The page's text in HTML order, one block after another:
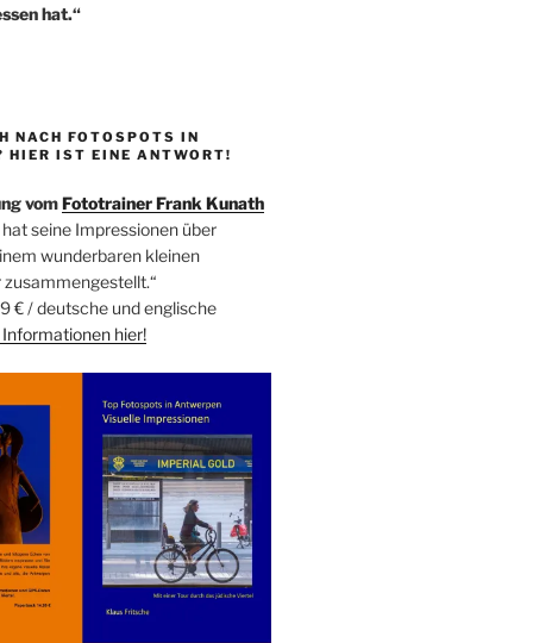
hat.“
NACH FOTOSPOTS IN
HIER IST EINE ANTWORT!
vomFototrainer Frank Kunath
seine Impressionen über
wunderbaren kleinen
€ / deutsche und englische
hier!